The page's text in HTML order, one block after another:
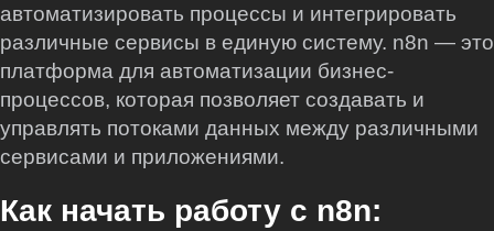
автоматизировать процессы и интегрировать
различные сервисы в единую систему. n8n — это
платформа для автоматизации бизнес-
процессов, которая позволяет создавать и
управлять потоками данных между различными
сервисами и приложениями.
Как начать работу с n8n: